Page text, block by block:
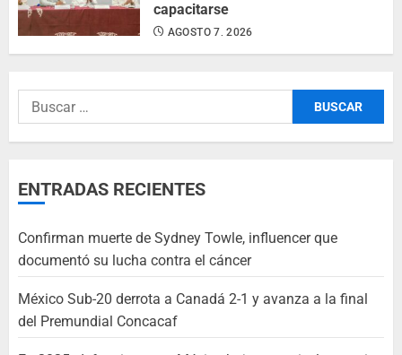
capacitarse
AGOSTO 7, 2026
ENTRADAS RECIENTES
Confirman muerte de Sydney Towle, influencer que
documentó su lucha contra el cáncer
México Sub-20 derrota a Canadá 2-1 y avanza a la final
del Premundial Concacaf